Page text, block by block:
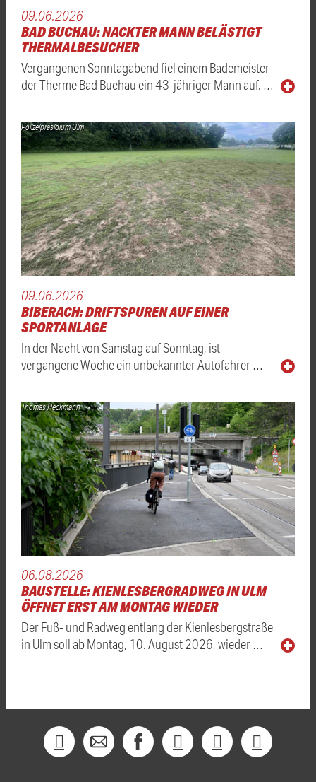
09.06.2026
BAD BUCHAU: NACKTER MANN BELÄSTIGT
THERMALBESUCHER
Vergangenen Sonntagabend fiel einem Bademeister
der Therme Bad Buchau ein 43-jähriger Mann auf. …
Polizeipräsidium Ulm
09.06.2026
BIBERACH: DRIFTSPUREN AUF EINER
SPORTANLAGE
In der Nacht von Samstag auf Sonntag, ist
vergangene Woche ein unbekannter Autofahrer …
Thomas Heckmann
06.08.2026
BAUSTELLE: KIENLESBERGRADWEG IN ULM
ÖFFNET ERST AM MONTAG WIEDER
Der Fuß- und Radweg entlang der Kienlesbergstraße
in Ulm soll ab Montag, 10. August 2026, wieder …